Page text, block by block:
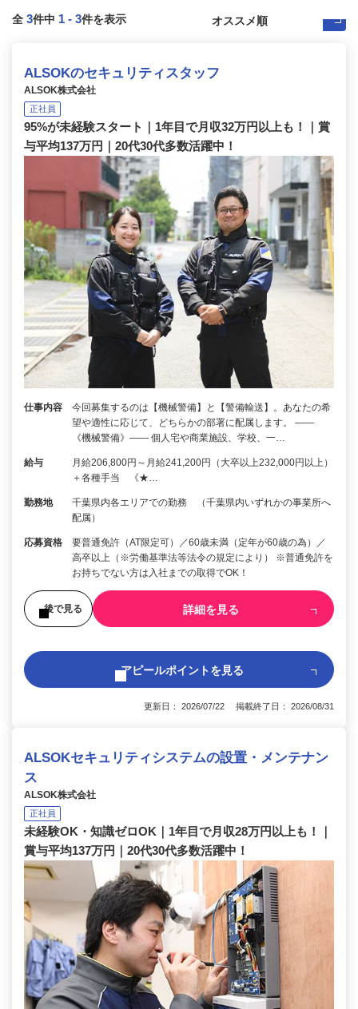
全 3件中 1 - 3件を表示
ALSOKのセキュリティスタッフ
ALSOK株式会社
正社員
95%が未経験スタート｜1年目で月収32万円以上も！｜賞
与平均137万円｜20代30代多数活躍中！
仕事内容
今回募集するのは【機械警備】と【警備輸送】。あなたの希
望や適性に応じて、どちらかの部署に配属します。 ――
《機械警備》―― 個人宅や商業施設、学校、一…
給与
月給206,800円～月給241,200円（大卒以上232,000円以上）
＋各種手当 《★…
勤務地
千葉県内各エリアでの勤務 （千葉県内いずれかの事業所へ
配属）
応募資格
要普通免許（AT限定可）／60歳未満（定年が60歳の為）／
高卒以上（※労働基準法等法令の規定により） ※普通免許を
お持ちでない方は入社までの取得でOK！
後で見る 詳細を見る
アピールポイントを見る
更新日： 2026/07/22 掲載終了日： 2026/08/31
ALSOKセキュリティシステムの設置・メンテナン
ス
ALSOK株式会社
正社員
未経験OK・知識ゼロOK｜1年目で月収28万円以上も！｜
賞与平均137万円｜20代30代多数活躍中！